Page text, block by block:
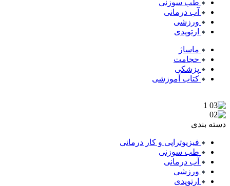
طب سوزنی
آب درمانی
ورزشی
ارتوپدی
ماساژ
حجامت
پزشکی
کتاب آموزشی
دسته بندی
فیزیوتراپی و کار درمانی
طب سوزنی
آب درمانی
ورزشی
ارتوپدی